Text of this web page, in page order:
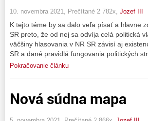
10. novembra 2021, Prečítané 2 782x, Jozef III
K tejto téme by sa dalo veľa písať a hlavne
SR preto, že od nej sa odvíja celá politická
väčšiny hlasovania v NR SR závisí aj
SR a dané pravidlá fungovania politických
Pokračovanie článku
Nová súdna mapa